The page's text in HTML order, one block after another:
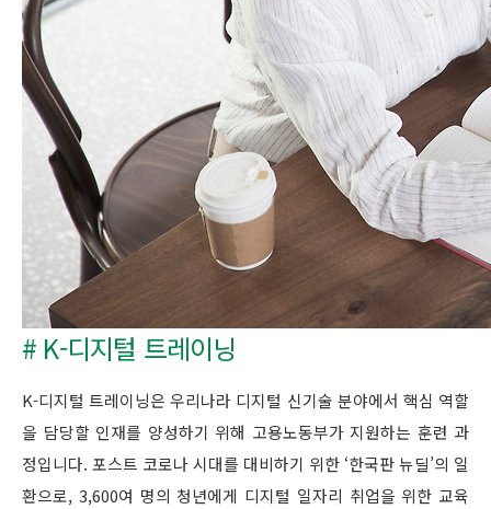
# K-디지털 트레이닝
K-디지털 트레이닝은 우리나라 디지털 신기술 분야에서 핵심 역할
을 담당할 인재를 양성하기 위해 고용노동부가 지원하는 훈련 과
정입니다. 포스트 코로나 시대를 대비하기 위한 ‘한국판 뉴딜’의 일
환으로, 3,600여 명의 청년에게 디지털 일자리 취업을 위한 교육